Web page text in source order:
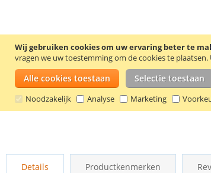
Wij gebruiken cookies om uw ervaring beter te
vragen we uw toestemming om de cookies te plaatsen.
Alle cookies toestaan Selectie toestaan
Noodzakelijk Analyse Marketing
naar
Details Productkenmerken